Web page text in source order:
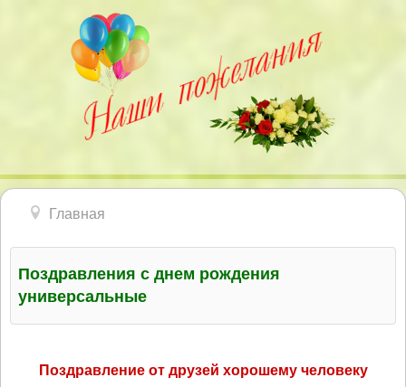
Главная
Поздравления с днем рождения
универсальные
Поздравление от друзей хорошему человеку